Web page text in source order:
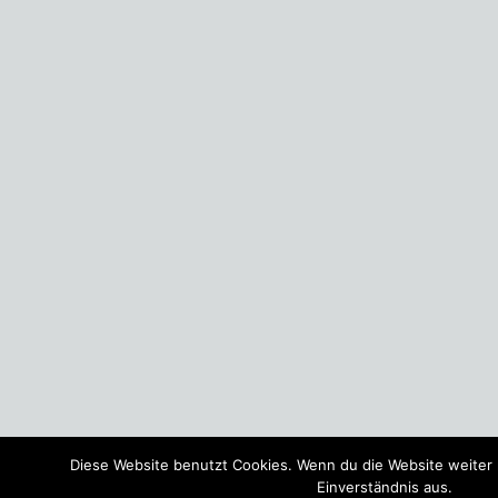
Diese Website benutzt Cookies. Wenn du die Website
Einverständnis aus.